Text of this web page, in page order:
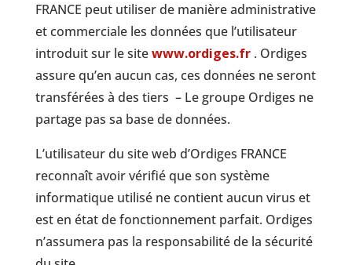
FRANCE peut utiliser de manière administrative
et commerciale les données que l’utilisateur
introduit sur le sitewww.ordiges.fr . Ordiges
assure qu’en aucun cas, ces données ne seront
transférées à des tiers – Le groupe Ordiges ne
partage pas sa base de données.
L’utilisateur du site web d’Ordiges FRANCE
reconnaît avoir vérifié que son système
informatique utilisé ne contient aucun virus et
est en état de fonctionnement parfait. Ordiges
n’assumera pas la responsabilité de la sécurité